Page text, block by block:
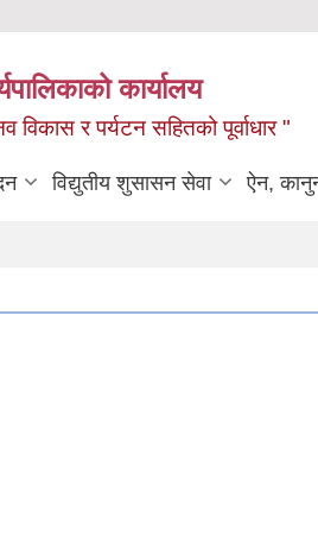
कार्यालय
र पर्यटन सहितको पूर्वाधार "
विद्युतीय शुसासन सेवा ऐन,